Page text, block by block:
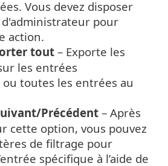
Vous devez disposer
pour
action.
tout – Exporte les
les entrées
toutes les entrées au
Précédent – Après
cette option, vous pouvez
de filtrage pour
spécifique à l’aide de